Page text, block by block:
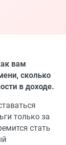
вам
сколько
в доходе.
только за
стать